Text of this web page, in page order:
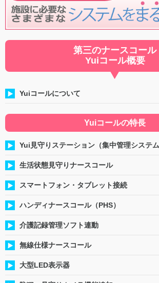
第三のナースコール
Yuiコール概要
Yuiコールについて
Yuiコールの特長
Yui見守りステーション（集中管理システム
生活状態見守りナースコール
スマートフォン・タブレット接続
ハンディナースコール（PHS）
介護記録管理ソフト連動
無線仕様ナースコール
大型LED表示器